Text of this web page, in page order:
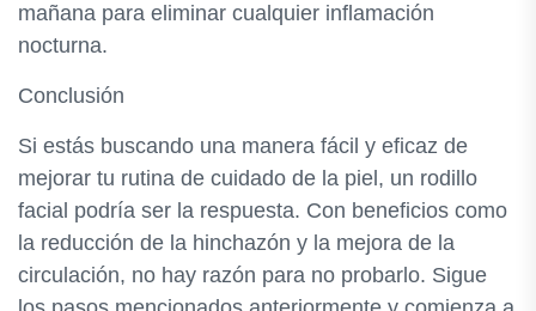
mañana para eliminar cualquier inflamación
nocturna.
Conclusión
Si estás buscando una manera fácil y eficaz de
mejorar tu rutina de cuidado de la piel, un rodillo
facial podría ser la respuesta. Con beneficios como
la reducción de la hinchazón y la mejora de la
circulación, no hay razón para no probarlo. Sigue